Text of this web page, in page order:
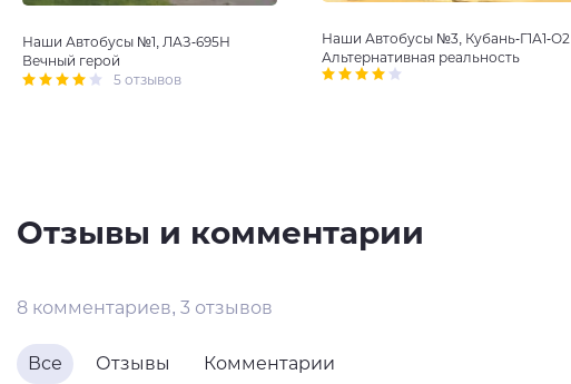
Наши Автобусы №1, ЛАЗ-695Н
Вечный герой
5 отзывов
Наши Автобусы №3, Кубань-Г1А1-О2
Альтернативная реальность
Отзывы и комментарии
8 комментариев, 3 отзывов
Все Отзывы Комментарии